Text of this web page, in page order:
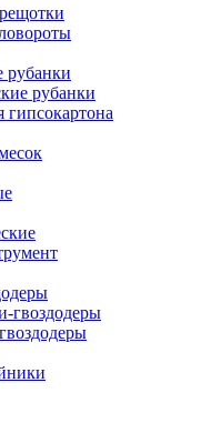
рубанки
рубанки
гипсокартона
гвоздодеры